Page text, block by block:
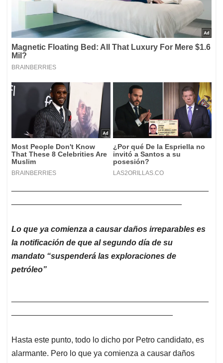
Lo que ya comienza a causar daños irreparables es
la notificación de que al segundo día de su
mandato “suspenderá las exploraciones de
petróleo”
Hasta este punto, todo lo dicho por Petro candidato, es
alarmante. Pero lo que ya comienza a causar daños